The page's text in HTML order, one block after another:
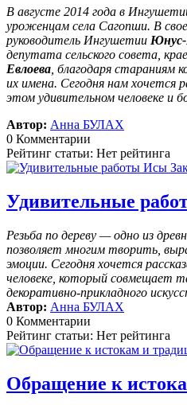
В августе 2014 года в
уроженцам села Сагопши. В
руководитель Ингушетии Юнус-
депутата сельского совета,
Евлоева , благодаря стараниям
их имена. Сегодня нам хочется
этом удивительном человеке и
Автор: Анна БУЛАХ
0 Комментарии
Рейтинг статьи: Нет рейтинга
Удивительные
Резьба по дереву — одно из
позволяет многим творить,
эмоции. Сегодня хочется
человеке, который совмещает
декоративно-прикладного
Автор: Анна БУЛАХ
0 Комментарии
Рейтинг статьи: Нет рейтинга
Обращение к